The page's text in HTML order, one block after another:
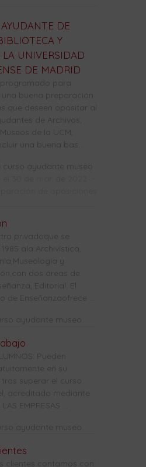
DE
Y
LA UNIVERSIDAD
DE MADRID
para
buena preparación
que deseen opositar al
de Archivos,
de la UCM,
una buena bas...
curso ayudante museo
privadoque se
ala Archivística,
y
dos áreas de
Editorial. El
de Enseñanzaofrece ...
ayudante museo
Pueden
en su
superar el curso
acreditado mediante
EMPRESAS ...
ayudante museo
clientes contamos con: